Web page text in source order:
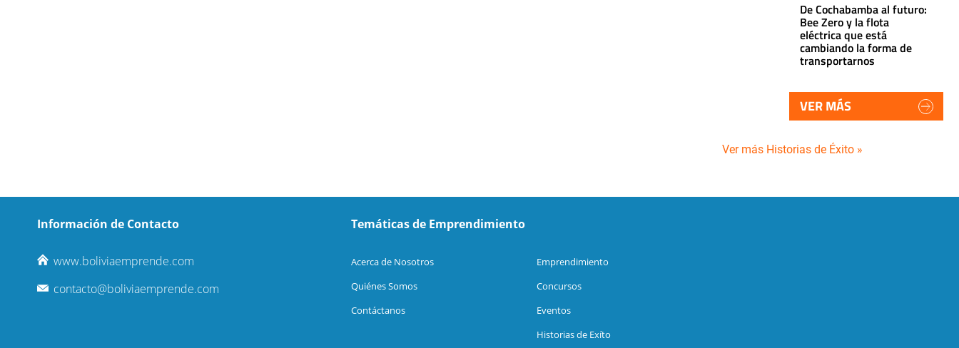
De Cochabamba al futuro:
Bee Zero y la flota
eléctrica que está
cambiando la forma de
transportarnos
VER MÁS
Ver más Historias de Éxito »
Información de Contacto
www.boliviaemprende.com
contacto@boliviaemprende.com
Temáticas de Emprendimiento
Acerca de Nosotros
Quiénes Somos
Contáctanos
Emprendimiento
Concursos
Eventos
Historias de Exíto